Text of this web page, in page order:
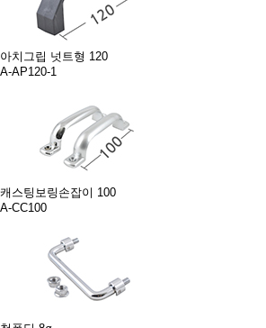
아치그립 넛트형 120
A-AP120-1
캐스팅보링손잡이 100
A-CC100